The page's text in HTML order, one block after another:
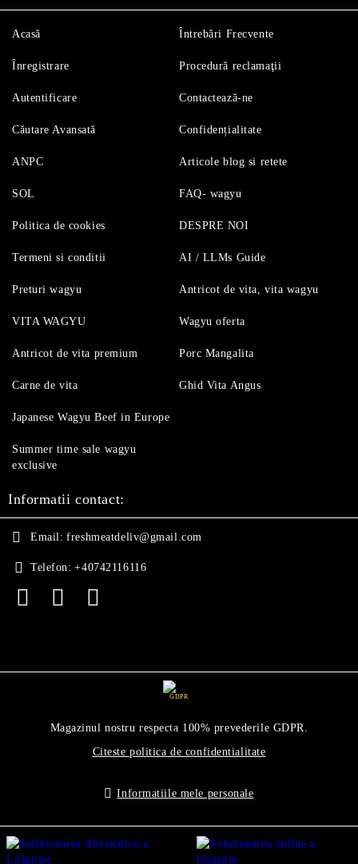
Acasă
Înregistrare
Autentificare
Căutare Avansată
Întrebări Frecvente
Procedură reclamaţii
Contactează-ne
Confidențialitate
ANPC
SOL
Politica de cookies
Termeni si conditii
Articole blog si retete
FAQ- wagyu
DESPRE NOI
AI / LLMs Guide
Preturi wagyu
VITA WAGYU
Antricot de vita premium
Carne de vita
Antricot de vita, vita wagyu
Wagyu oferta
Porc Mangalita
Ghid Vita Angus
Japanese Wagyu Beef in Europe
Summer time sale wagyu
exclusive
Informatii contact:
Email: freshmeatdeliv@gmail.com
Telefon: +40742116116
GDPR
Magazinul nostru respecta 100% prevederile GDPR.
Citeste politica de confidentialitate
Informatiile mele personale